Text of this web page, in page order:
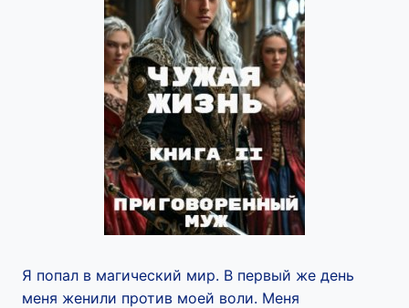
Я попал в магический мир. В первый же день
меня женили против моей воли. Меня